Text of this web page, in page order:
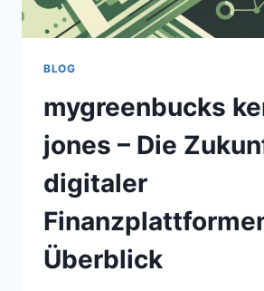
BLOG
mygreenbucks
jones – Die
digitaler
Überblick